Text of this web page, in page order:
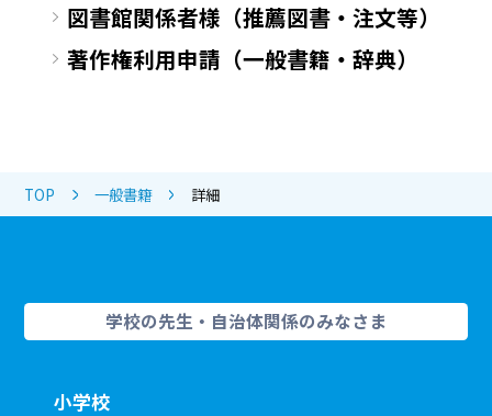
図書館関係者様（推薦図書・注文等）
著作権利用申請（一般書籍・辞典）
TOP 一般書籍 詳細
学校の先生・自治体関係のみなさま
小学校